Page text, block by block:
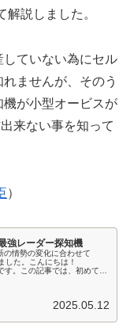
説しました。
ていない為にセル
ませんが、そのう
が小型オービスが
来ない事を知って
）
強レーダー探知機
情勢の変化に合わせて
した。こんにちは！
。この記事では、初めてレ
2025.05.12